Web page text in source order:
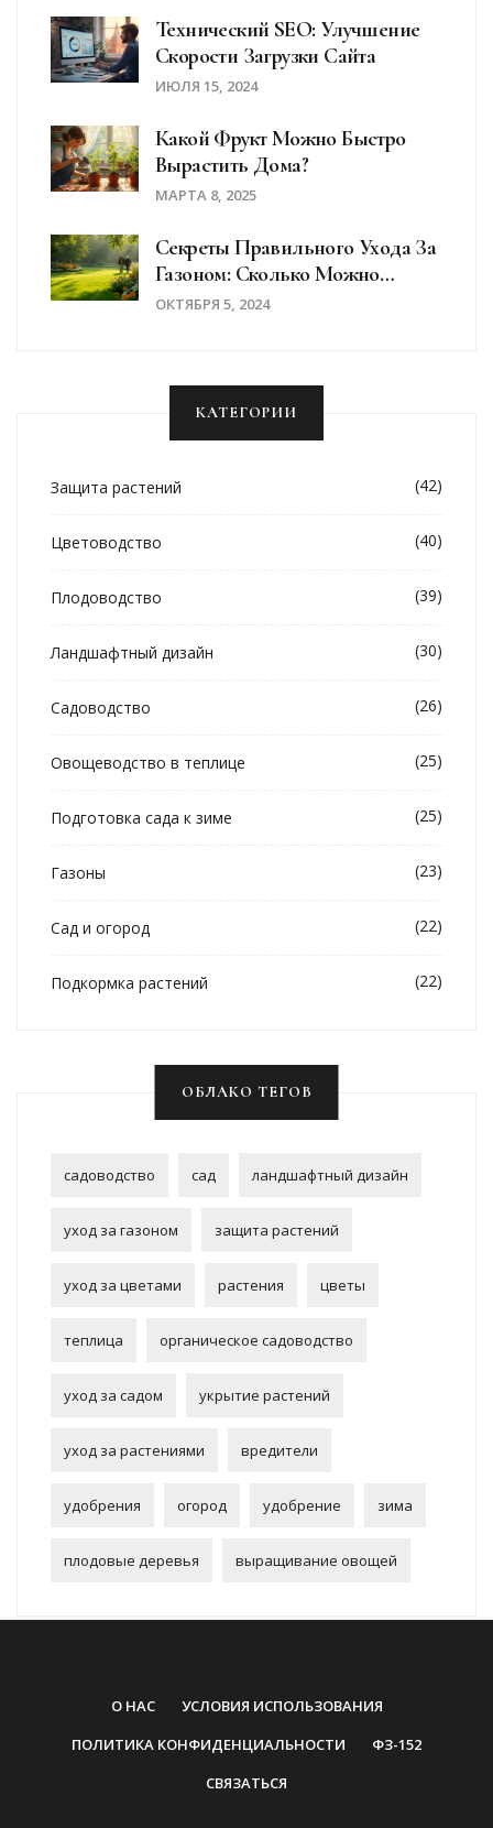
Технический SEO: Улучшение
Скорости Загрузки Сайта
ИЮЛЯ 15, 2024
Какой Фрукт Можно Быстро
Вырастить Дома?
МАРТА 8, 2025
Секреты Правильного Ухода За
Газоном: Сколько Можно
Ходить По Нему?
ОКТЯБРЯ 5, 2024
КАТЕГОРИИ
Защита растений (42)
Цветоводство (40)
Плодоводство (39)
Ландшафтный дизайн (30)
Садоводство (26)
Овощеводство в теплице (25)
Подготовка сада к зиме (25)
Газоны (23)
Сад и огород (22)
Подкормка растений (22)
ОБЛАКО ТЕГОВ
садоводство сад ландшафтный дизайн
уход за газоном защита растений
уход за цветами растения цветы
теплица органическое садоводство
уход за садом укрытие растений
уход за растениями вредители
удобрения огород удобрение зима
плодовые деревья выращивание овощей
О НАС
УСЛОВИЯ ИСПОЛЬЗОВАНИЯ
ПОЛИТИКА КОНФИДЕНЦИАЛЬНОСТИ
ФЗ-152
СВЯЗАТЬСЯ